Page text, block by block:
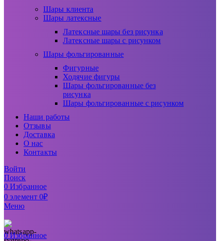
Шары клиента
Шары латексные
Латексные шары без рисунка
Латексные шары с рисунком
Шары фольгированные
Фигурные
Ходячие фигуры
Шары фольгированные без
рисунка
Шары фольгированные с рисунком
Наши работы
Отзывы
Доставка
О нас
Контакты
Войти
Поиск
0Избранное
0элемент 0₽
Меню
0Избранное